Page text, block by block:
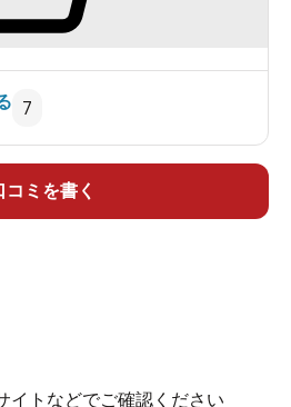
7
コミを書く
イトなどでご確認ください